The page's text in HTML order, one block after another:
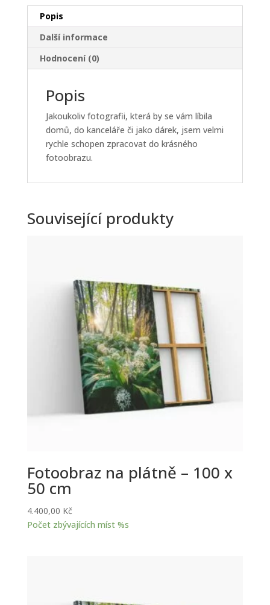
množství
Popis
Další informace
Hodnocení (0)
Popis
Jakoukoliv fotografii, která by se vám líbila
domů, do kanceláře či jako dárek, jsem velmi
rychle schopen zpracovat do krásného
fotoobrazu.
Související produkty
Fotoobraz na plátně – 100 x
50 cm
4.400,00 Kč
Počet zbývajících míst %s